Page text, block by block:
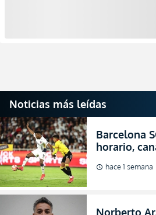
Noticias más leídas
Barcelona
horario,
VIVO la
2026
schedule hace 1 semana
Norberto